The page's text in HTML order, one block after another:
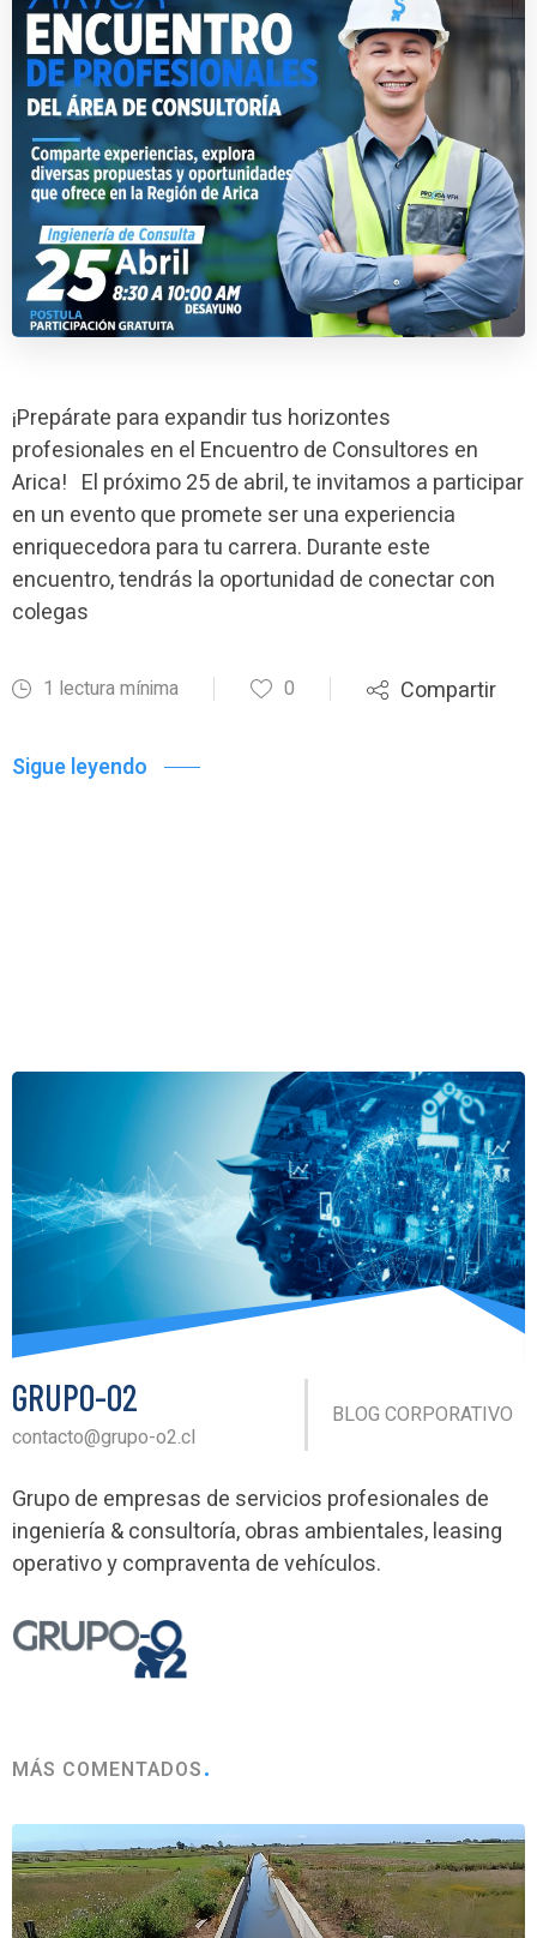
¡Prepárate para expandir tus horizontes
profesionales en el Encuentro de Consultores en
Arica! El próximo 25 de abril, te invitamos a participar
en un evento que promete ser una experiencia
enriquecedora para tu carrera. Durante este
encuentro, tendrás la oportunidad de conectar con
colegas
1 lectura mínima 0 Compartir
Sigue leyendo
GRUPO-O2
contacto@grupo-o2.cl
BLOG CORPORATIVO
Grupo de empresas de servicios profesionales de
ingeniería & consultoría, obras ambientales, leasing
operativo y compraventa de vehículos.
MÁS COMENTADOS